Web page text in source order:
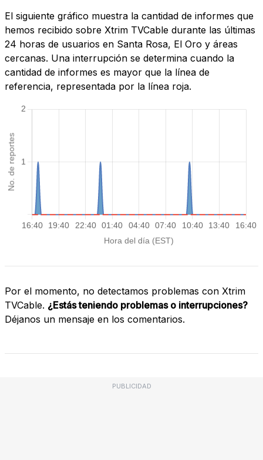
El siguiente gráfico muestra la cantidad de informes que
hemos recibido sobre Xtrim TVCable durante las últimas
24 horas de usuarios en Santa Rosa, El Oro y áreas
cercanas. Una interrupción se determina cuando la
cantidad de informes es mayor que la línea de
referencia, representada por la línea roja.
Por el momento, no detectamos problemas con Xtrim
TVCable. ¿Estás teniendo problemas o interrupciones?
Déjanos un mensaje en los comentarios.
PUBLICIDAD